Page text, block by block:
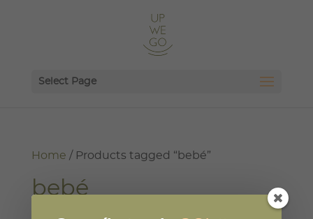
Select Page
Home / Products tagged “bebé”
bebé